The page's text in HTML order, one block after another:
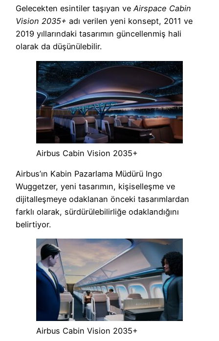
Gelecekten esintiler taşıyan veAirspace Cabin
Vision 2035+ adı verilen yeni konsept, 2011 ve
2019 yıllarındaki tasarımın güncellenmiş hali
olarak da düşünülebilir.
Airbus Cabin Vision 2035+
Airbus’ın Kabin Pazarlama Müdürü Ingo
Wuggetzer, yeni tasarımın, kişiselleşme ve
dijitalleşmeye odaklanan önceki tasarımlardan
farklı olarak, sürdürülebilirliğe odaklandığını
belirtiyor.
Airbus Cabin Vision 2035+